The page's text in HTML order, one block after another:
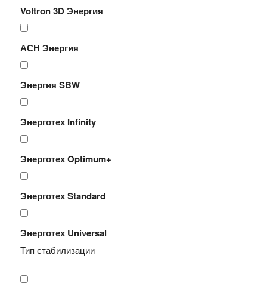
Voltron 3D Энергия
АСН Энергия
Энергия SBW
Энерготех Infinity
Энерготех Optimum+
Энерготех Standard
Энерготех Universal
Тип стабилизации